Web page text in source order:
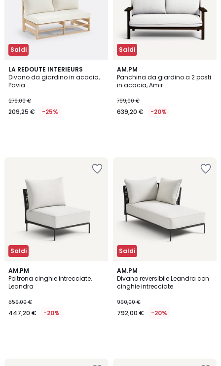
Saldi
LA REDOUTE INTERIEURS
Divano da giardino in acacia,
Pavia
279,00 €
209,25 € -25%
Saldi
AM.PM
Panchina da giardino a 2 posti
in acacia, Amir
799,00 €
639,20 € -20%
Saldi
AM.PM
Poltrona cinghie intrecciate,
Leandra
559,00 €
447,20 € -20%
Saldi
AM.PM
Divano reversibile Leandra con
cinghie intrecciate
990,00 €
792,00 € -20%